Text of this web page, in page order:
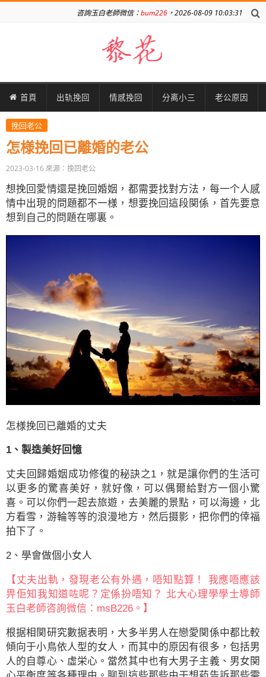
咨詢玉白老師微信：bum226 ，2026-08-09 10:03:31
首頁 出轨挽回 情感挽回 分离小三 老公原因
挽回老公
怎様挽回已離婚的老公
2023-03-16 來源：挽回老公
想挽回愛情還是挽回婚姻，都需要找對方法，每一个人感
情中出現的問題都不一様，想要挽回這段関係，首先要意
想到自己的問題在哪裏。
怎様挽回已離婚的丈夫
1、製造美好回憶
丈夫回歸婚姻成功修復的秘訣之1，就是讓你們的生活可
以更多的驚喜美好，就好像，可以偶爾給對方一個小驚
喜。可以你們一起去旅遊，去美麗的景點，可以海邊，北
方看雪，游輪等等的浪漫地方，然后摄影，把你們的倖福
拍下了。
2、學會做個小女人
【丈夫出軌，發現老公有外遇，唔知點算！ 我應唔應該
畀佢知我知道咗呢？定係扮唔知？ 北大心理學學士導師
玉白老師咨詢微信：msB226。】
根据相関研究數据表明，大多半男人在戀愛関係中都比較
傾向于小鳥依人型的女人，而其中的原因有很多，包括男
人的自尊心、虛栄心。當然其中也有大男子主義、男女関